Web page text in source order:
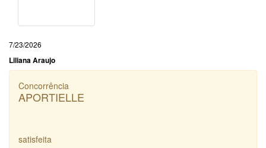
7/23/2026
Liliana Araujo
Concorrência
APORTIELLE
satisfeita